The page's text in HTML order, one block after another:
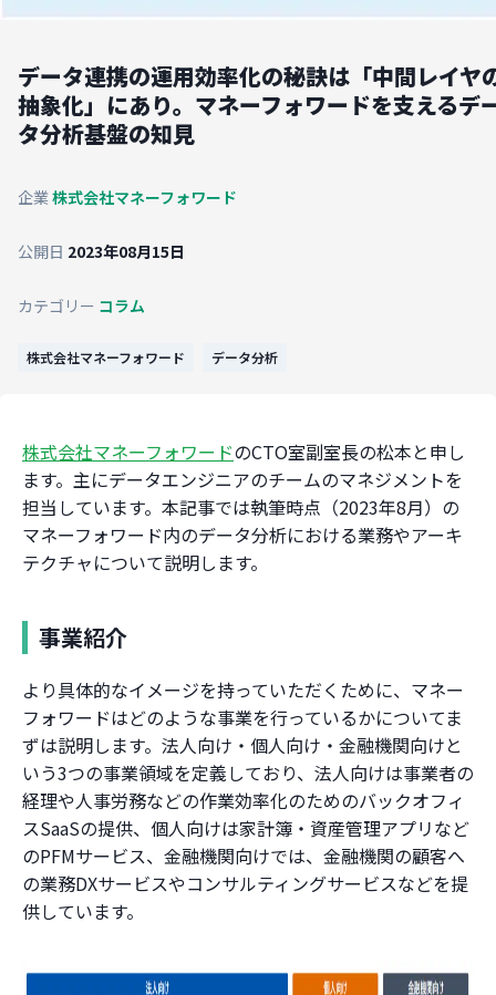
データ連携の運用効率化の秘訣は「中間レイヤ
抽象化」にあり。マネーフォワードを支えるデ
タ分析基盤の知見
企業 株式会社マネーフォワード
公開日 2023年08月15日
カテゴリー コラム
株式会社マネーフォワード データ分析
株式会社マネーフォワードのCTO室副室長の松本と申し
ます。主にデータエンジニアのチームのマネジメントを
担当しています。本記事では執筆時点（2023年8月）の
マネーフォワード内のデータ分析における業務やアーキ
テクチャについて説明します。
事業紹介
より具体的なイメージを持っていただくために、マネー
フォワードはどのような事業を行っているかについてま
ずは説明します。法人向け・個人向け・金融機関向けと
いう3つの事業領域を定義しており、法人向けは事業者の
経理や人事労務などの作業効率化のためのバックオフィ
スSaaSの提供、個人向けは家計簿・資産管理アプリなど
のPFMサービス、金融機関向けでは、金融機関の顧客へ
の業務DXサービスやコンサルティングサービスなどを提
供しています。